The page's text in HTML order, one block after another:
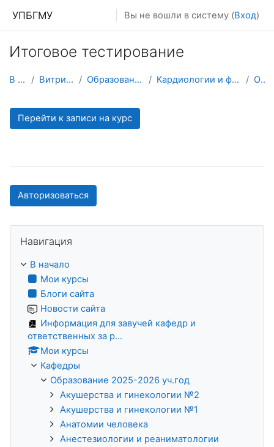
УПБГМУ Вы не вошли в систему (Вход)
Итоговое тестирование
В начало Витрина курсов 3KL Образование 2025-2026 уч.год Кардиологии и функциональной диагностики О курсе
Перейти к записи на курс
Авторизоваться
Навигация
В начало
Мои курсы
Блоги сайта
Новости сайта
Информация для завучей кафедр и
ответственных за р...
Мои курсы
Кафедры
Образование 2025-2026 уч.год
Акушерства и гинекологии №2
Акушерства и гинекологии №1
Анатомии человека
Анестезиологии и реаниматологии